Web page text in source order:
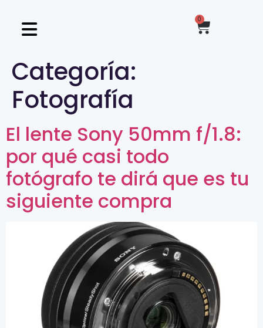
0
Categoría:
Fotografía
El lente Sony 50mm f/1.8:
por qué casi todo
fotógrafo te dirá que es tu
siguiente compra